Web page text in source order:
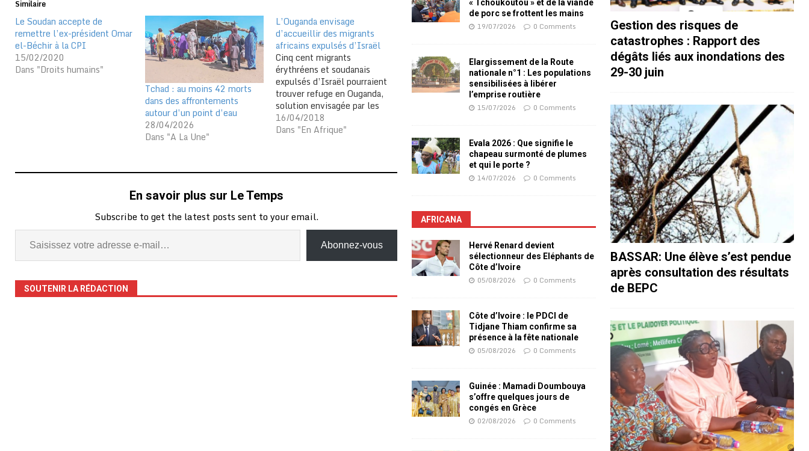
Similaire
Le Soudan accepte de
remettre l’ex-président Omar
el-Béchir à la CPI
15/02/2020
Dans "Droits humains"
Tchad : au moins 42 morts
dans des affrontements
autour d’un point d’eau
28/04/2026
Dans "A La Une"
L’Ouganda envisage
d’accueillir des migrants
africains expulsés d’Israël
Cinq cent migrants
érythréens et soudanais
expulsés d’Israël pourraient
trouver refuge en Ouganda,
solution envisagée par les
autorités de ce pays. "Le
gouvernement (...) envisage
secrétaire d'Etat Musa
durant lesquels son pays a
démenti tout accord…
16/04/2018
Dans "En Afrique"
En savoir plus sur Le Temps
Subscribe to get the latest posts sent to your email.
Abonnez-vous
SOUTENIR LA RÉDACTION
« Tchoukoutou » et de la viande
de porc se frottent les mains
19/07/2026 0 Comments
Elargissement de la Route
nationale n°1 : Les populations
sensibilisées à libérer
l’emprise routière
15/07/2026 0 Comments
Evala 2026 : Que signifie le
chapeau surmonté de plumes
et qui le porte ?
14/07/2026 0 Comments
AFRICANA
Hervé Renard devient
sélectionneur des Eléphants de
Côte d’Ivoire
05/08/2026 0 Comments
Côte d’Ivoire : le PDCI de
Tidjane Thiam confirme sa
présence à la fête nationale
05/08/2026 0 Comments
Guinée : Mamadi Doumbouya
s’offre quelques jours de
congés en Grèce
02/08/2026 0 Comments
Gestion des risques de
catastrophes : Rapport des
dégâts liés aux inondations des
29-30 juin
BASSAR: Une élève s’est pendue
après consultation des résultats
de BEPC